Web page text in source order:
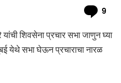
9
शिवसेना प्रचार सभा जाणुन घ्या
येथे सभा घेऊन प्रचाराचा नारळ